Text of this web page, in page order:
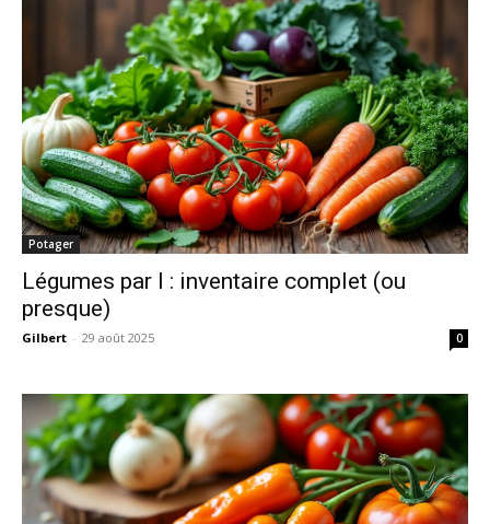
Potager
Légumes par I : inventaire complet (ou
presque)
Gilbert - 29 août 2025 0